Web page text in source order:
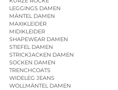
LEGGINGS DAMEN
MÄNTEL DAMEN
MAXIKLEIDER
MIDIKLEIDER
SHAPEWEAR DAMEN
STIEFEL DAMEN
STRICKJACKEN DAMEN
SOCKEN DAMEN
TRENCHCOATS
WIDELEG JEANS
WOLLMÄNTEL DAMEN